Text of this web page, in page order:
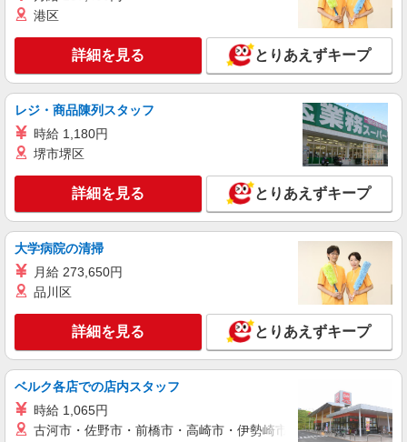
キープ 詳細を見る
株式会社kotrio /●UT-H-2086491
＜日光市＞小さなデイサービスSTAFF募集≪
時給1500円〜2125円 ＜日払い有/週払い有/交
通費全支給(ガソリン代含む)＞
日光市内
キープ 詳細を見る
派遣社員
日光市＊少人数グルホで利用者さんと家事や掃
除など♪日払いOK
時給1500円〜2125円 ＜日払い有/週払い有/交
通費全支給(ガソリン代含む)＞
港区
詳細を見る とりあえずキープ
レジ・商品陳列スタッフ
時給 1,180円
堺市堺区
詳細を見る とりあえずキープ
大学病院の清掃
月給 273,650円
品川区
詳細を見る とりあえずキープ
ベルク各店での店内スタッフ
時給 1,065円
古河市・佐野市・前橋市・高崎市・伊勢崎市・太田市・館林市